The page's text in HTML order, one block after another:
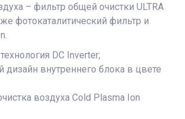
– фильтр общей очистки ULTRA
фотокаталитический фильтр и
DC Inverter;
внутреннего блока в цвете
воздуха Cold Plasma Ion